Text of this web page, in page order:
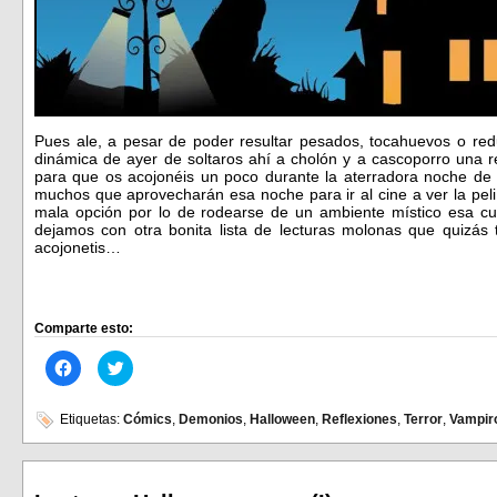
Pues ale, a pesar de poder resultar pesados, tocahuevos o
dinámica de ayer de soltaros ahí a cholón y a cascoporro una
para que os acojonéis un poco durante la aterradora noche de
muchos que aprovecharán esa noche para ir al cine a ver la
mala opción por lo de rodearse de un ambiente místico esa
dejamos con otra bonita lista de lecturas molonas que
acojonetis…
Comparte esto:
Haz
clic
en
Facebook
(Se
abre
Haz
clic
en
(Se
abre
Etiquetas: Cómics, Demonios, Halloween, Reflexiones, Terror,